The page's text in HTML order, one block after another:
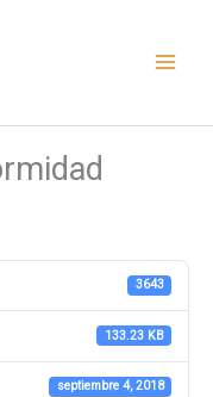
3643
133.23 KB
septiembre 4, 2018